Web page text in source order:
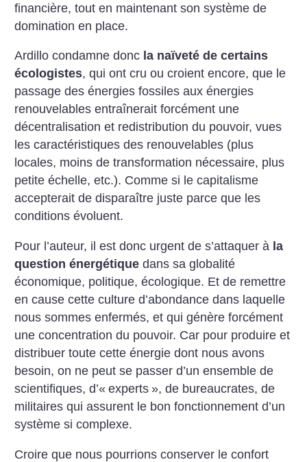
financière, tout en maintenant son système de
domination en place.
Ardillo condamne donc la naïveté de certains
écologistes, qui ont cru ou croient encore, que le
passage des énergies fossiles aux énergies
renouvelables entraînerait forcément une
décentralisation et redistribution du pouvoir, vues
les caractéristiques des renouvelables (plus
locales, moins de transformation nécessaire, plus
petite échelle, etc.). Comme si le capitalisme
accepterait de disparaître juste parce que les
conditions évoluent.
Pour l’auteur, il est donc urgent de s’attaquer à la
question énergétique dans sa globalité
économique, politique, écologique. Et de remettre
en cause cette culture d’abondance dans laquelle
nous sommes enfermés, et qui génère forcément
une concentration du pouvoir. Car pour produire et
distribuer toute cette énergie dont nous avons
besoin, on ne peut se passer d’un ensemble de
scientifiques, d’« experts », de bureaucrates, de
militaires qui assurent le bon fonctionnement d’un
système si complexe.
Croire que nous pourrions conserver le confort